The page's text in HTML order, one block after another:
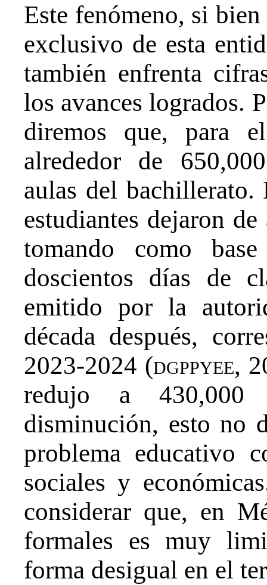
Este fenómeno, si
exclusivo de esta
también enfrenta
los avances logrados.
diremos que, para
alrededor de
aulas del
estudiantes dejaron
tomando como
doscientos días de
emitido por la
década después,
2023-2024 (dgppyee,
redujo a 430,000
disminución, esto no
problema educativo
sociales y
considerar que, en
formales es muy
forma desigual en el